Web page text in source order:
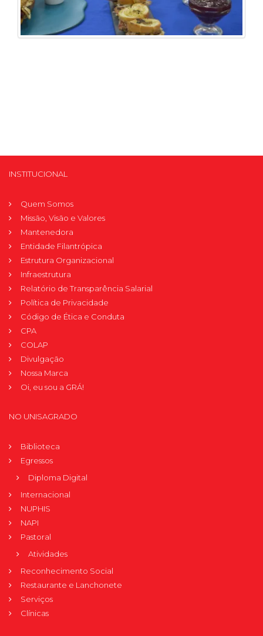
INSTITUCIONAL
Quem Somos
Missão, Visão e Valores
Mantenedora
Entidade Filantrópica
Estrutura Organizacional
Infraestrutura
Relatório de Transparência Salarial
Política de Privacidade
Código de Ética e Conduta
CPA
COLAP
Divulgação
Nossa Marca
Oi, eu sou a GRÁ!
NO UNISAGRADO
Biblioteca
Egressos
Diploma Digital
Internacional
NUPHIS
NAPI
Pastoral
Atividades
Reconhecimento Social
Restaurante e Lanchonete
Serviços
Clínicas